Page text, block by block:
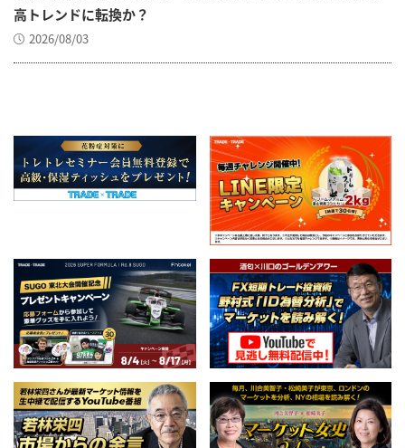
高トレンドに転換か？
2026/08/03